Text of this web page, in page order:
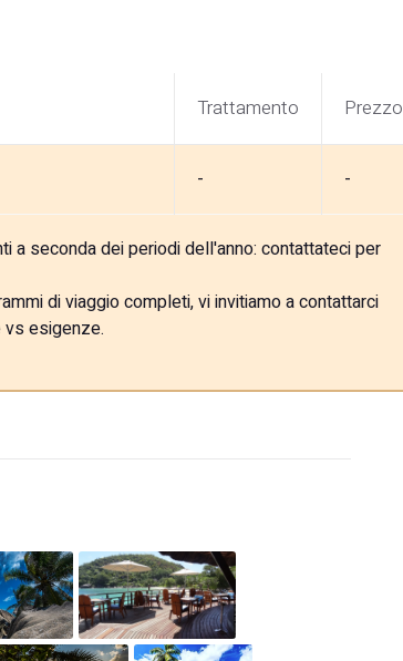
Trattamento Prezzo
- -
a seconda dei periodi dell'anno: contattateci per
di viaggio completi, vi invitiamo a contattarci
vs esigenze.